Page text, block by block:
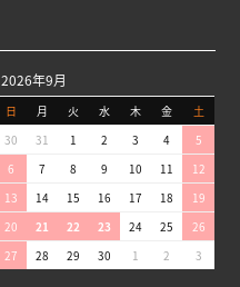
2026年9月
日 月 火 水 木 金
土
30
31 1 2 3 4
5
6
7 8 9 10 11
12
13
14 15 16 17 18
19
20
21 22 23 24 25
26
27
28 29 30 1 2 3